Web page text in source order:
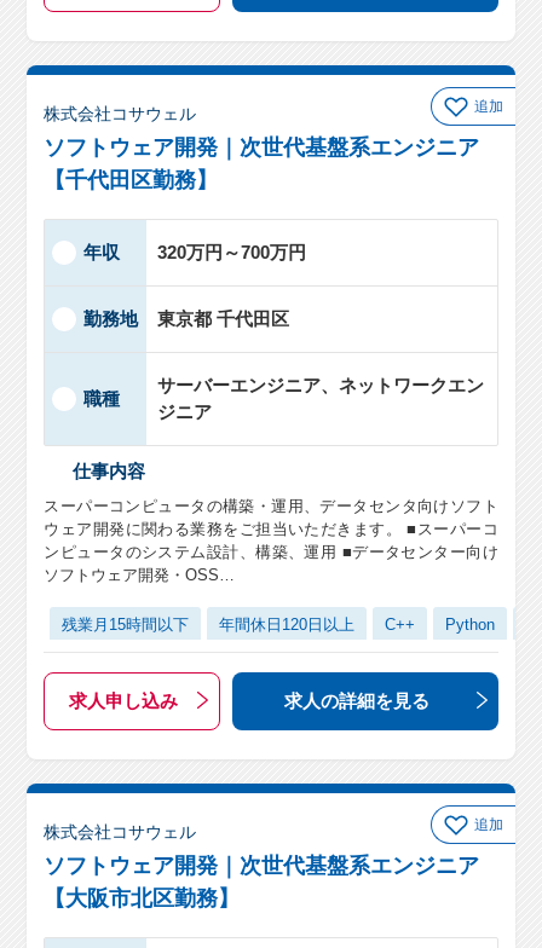
追加
株式会社コサウェル
ソフトウェア開発｜次世代基盤系エンジニア
【千代田区勤務】
年収 320万円～700万円
勤務地 東京都 千代田区
職種
サーバーエンジニア、ネットワークエン
ジニア
仕事内容
スーパーコンピュータの構築・運用、データセンタ向けソフト
ウェア開発に関わる業務をご担当いただきます。 ■スーパーコ
ンピュータのシステム設計、構築、運用 ■データセンター向け
ソフトウェア開発・OSS…
残業月15時間以下 年間休日120日以上 C++ Python
求人申し込み 求人の詳細を見る
追加
株式会社コサウェル
ソフトウェア開発｜次世代基盤系エンジニア
【大阪市北区勤務】